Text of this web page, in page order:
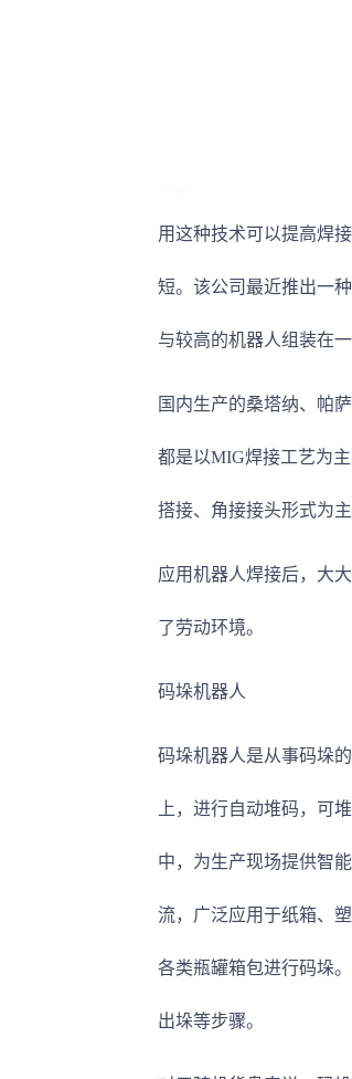
用这种技术可以提高焊
短。该公司最近推出一
与较高的机器人组装在
国内生产的桑塔纳、帕
都是以MIG焊接工艺为
搭接、角接接头形式为
应用机器人焊接后，大
了劳动环境。
码垛机器人
码垛机器人是从事码垛
上，进行自动堆码，可
中，为生产现场提供智
流，广泛应用于纸箱、
各类瓶罐箱包进行码垛
出垛等步骤。